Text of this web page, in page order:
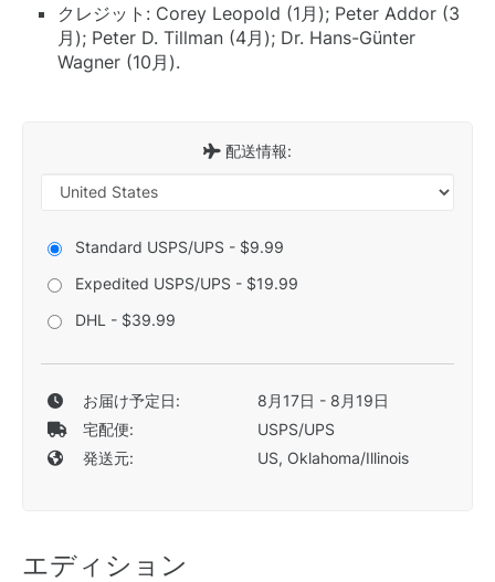
クレジット: Corey Leopold (1月); Peter Addor (3
月); Peter D. Tillman (4月); Dr. Hans-Günter
Wagner (10月).
配送情報:
Standard USPS/UPS - $9.99
Expedited USPS/UPS - $19.99
DHL - $39.99
お届け予定日:
8月17日 - 8月19日
宅配便:
USPS/UPS
発送元:
US, Oklahoma/Illinois
エディション